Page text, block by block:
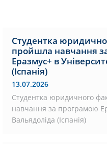
Студентка
пройшла навчання
Еразмус+ в
(Іспанія)
13.07.2026
Студентка юридичного
навчання за програмою
Вальядоліда (Іспанія)